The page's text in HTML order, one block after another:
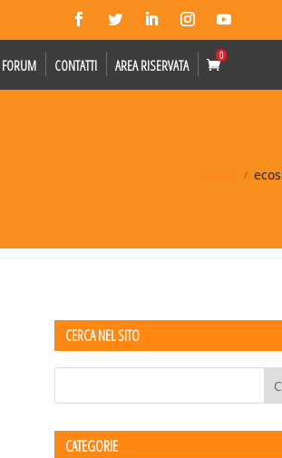
FORUM CONTATTI AREA RISERVATA
0
CERCA NEL SITO
CATEGORIE